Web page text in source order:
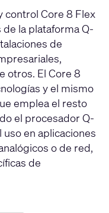
control Core 8 Flex
de la plataforma Q-
de
otros. El Core 8
y el mismo
emplea el resto
el procesador Q-
uso en aplicaciones
o de red,
de